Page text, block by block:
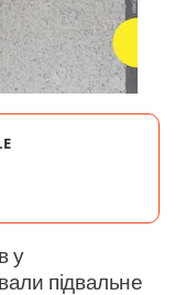
у
підвальне